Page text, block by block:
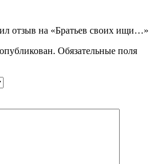
отзыв на «Братьев своих ищи…»
Обязательные поля